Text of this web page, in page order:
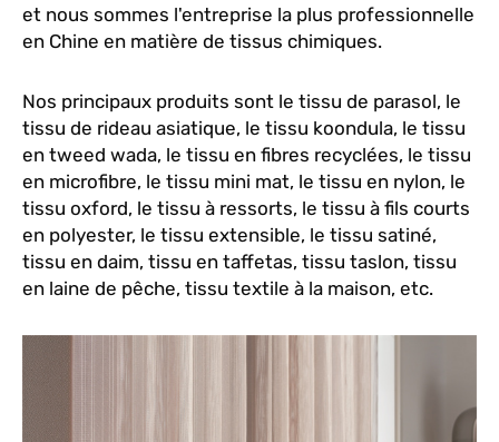
et nous sommes l'entreprise la plus professionnelle
en Chine en matière de tissus chimiques.
Nos principaux produits sont le tissu de parasol, le
tissu de rideau asiatique, le tissu koondula, le tissu
en tweed wada, le tissu en fibres recyclées, le tissu
en microfibre, le tissu mini mat, le tissu en nylon, le
tissu oxford, le tissu à ressorts, le tissu à fils courts
en polyester, le tissu extensible, le tissu satiné,
tissu en daim, tissu en taffetas, tissu taslon, tissu
en laine de pêche, tissu textile à la maison, etc.